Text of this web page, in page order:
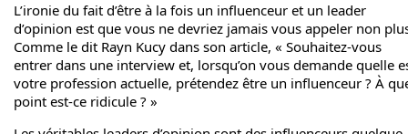
L’ironie du fait d’être à la fois un influenceur et un leader
d’opinion est que vous ne devriez jamais vous appeler non
Comme le dit Rayn Kucy dans son article, « Souhaitez-vous
entrer dans une interview et, lorsqu’on vous demande quelle
votre profession actuelle, prétendez être un influenceur ? À
point est-ce ridicule ? »